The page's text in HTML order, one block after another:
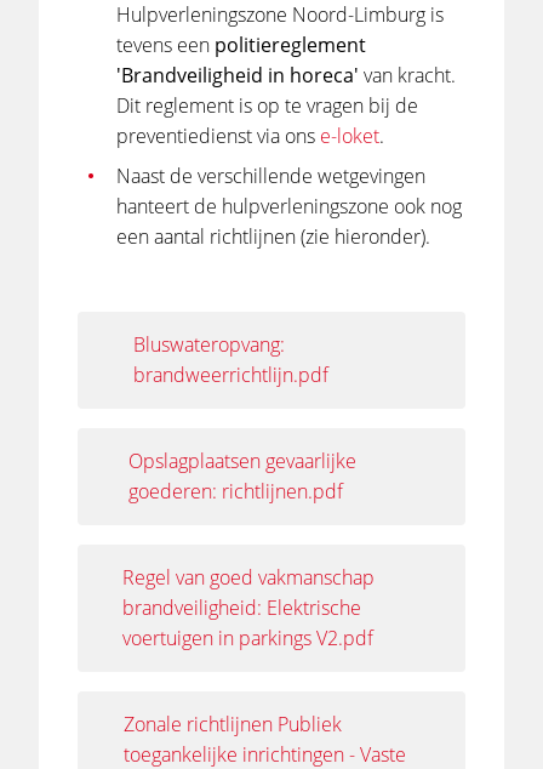
Hulpverleningszone Noord-Limburg is
tevens een politiereglement
'Brandveiligheid in horeca' van kracht.
Dit reglement is op te vragen bij de
preventiedienst via ons e-loket.
Naast de verschillende wetgevingen
hanteert de hulpverleningszone ook nog
een aantal richtlijnen (zie hieronder).
Bluswateropvang:
brandweerrichtlijn.pdf
Opslagplaatsen gevaarlijke
goederen: richtlijnen.pdf
Regel van goed vakmanschap
brandveiligheid: Elektrische
voertuigen in parkings V2.pdf
Zonale richtlijnen Publiek
toegankelijke inrichtingen - Vaste